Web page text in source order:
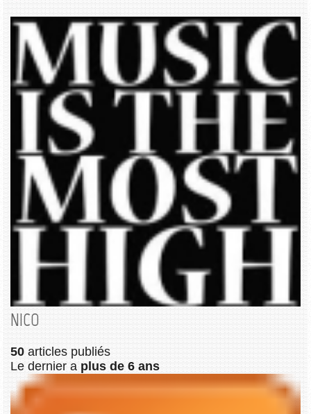
NICO
50 articles publiés
Le dernier a plus de 6 ans